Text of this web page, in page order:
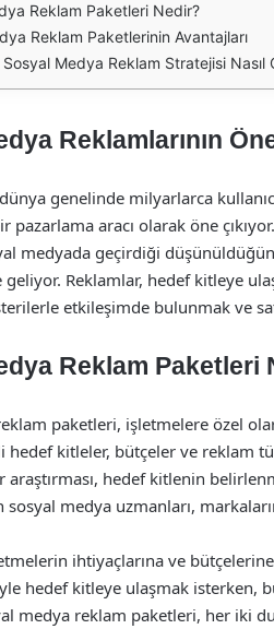
Reklam Paketleri Nedir?
Reklam Paketlerinin Avantajları
Sosyal Medya Reklam Stratejisi Nasıl
Reklamlarının
genelinde milyarlarca
aracı olarak öne
medyada geçirdiği
geliyor. Reklamlar, hedef kitleye
etkileşimde bulunmak ve
Reklam Paketleri
paketleri, işletmelere özel
hedef kitleler, bütçeler ve reklam
araştırması, hedef kitlenin
medya uzmanları,
ihtiyaçlarına ve
hedef kitleye ulaşmak
medya reklam paketleri, her iki